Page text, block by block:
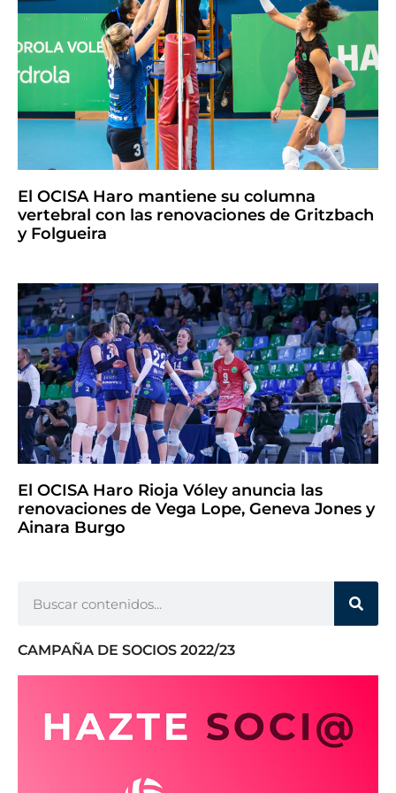
El OCISA Haro mantiene su columna
vertebral con las renovaciones de Gritzbach
y Folgueira
El OCISA Haro Rioja Vóley anuncia las
renovaciones de Vega Lope, Geneva Jones y
Ainara Burgo
CAMPAÑA DE SOCIOS 2022/23